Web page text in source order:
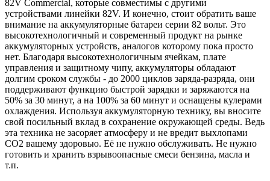
82V Commercial, которые совместимы с другими
устройствами линейки 82V. И конечно, стоит обратить ваше
внимание на аккумуляторные батареи серии 82 вольт. Это
высокотехнологичный и современный продукт на рынке
аккумуляторных устройств, аналогов которому пока просто
нет. Благодаря высокотехнологичным ячейкам, плате
управления и защитному чипу, аккумуляторы обладают
долгим сроком службы - до 2000 циклов заряда-разряда, они
поддерживают функцию быстрой зарядки и заряжаются на
50% за 30 минут, а на 100% за 60 минут и оснащены кулерами
охлаждения. Используя аккумуляторную технику, вы вносите
свой посильный вклад в сохранение окружающей среды. Ведь
эта техника не засоряет атмосферу и не вредит выхлопами
СО2 вашему здоровью. Её не нужно обслуживать. Не нужно
готовить и хранить взрывоопасные смеси бензина, масла и
т.п.